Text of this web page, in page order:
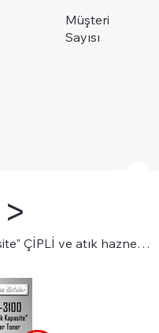
Müşteri
Sayısı
>
MITACO TK3100 "Yüksek Kapasite" ÇİPLİ ve atık hazneli Lazer Toner Kartuşu için